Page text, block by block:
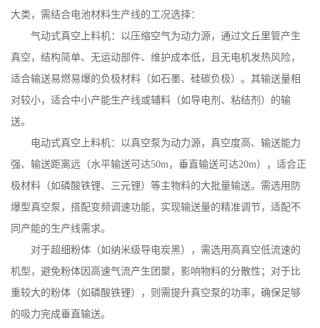
大类，需结合电池材料生产线的工况选择：
气动式真空上料机：以压缩空气为动力源，通过文丘里管产生
真空，结构简单、无运动部件、维护成本低，且无电机发热风险，
适合输送易燃易爆的负极材料（如石墨、硅碳负极）。其输送量相
对较小，适合中小产能生产线或辅料（如导电剂、粘结剂）的输
送。
电动式真空上料机：以真空泵为动力源，真空度高、输送能力
强、输送距离远（水平输送可达50m，垂直输送可达20m），适合正
极材料（如磷酸铁锂、三元锂）等主物料的大批量输送。需选用防
爆型真空泵，搭配变频调速功能，实现输送量的精准调节，适配不
同产能的生产线需求。
对于超细粉体（如纳米级导电炭黑），需选用高真空低流速的
机型，避免粉体因高速气流产生团聚，影响物料的分散性；对于比
重较大的粉体（如磷酸铁锂），则需提升真空泵的功率，确保足够
的吸力完成垂直输送。